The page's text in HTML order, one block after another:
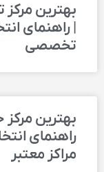
بهترین مرکز
| راهنمای
تخصصی
بهترین مرکز
راهنمای
مراکز معتبر